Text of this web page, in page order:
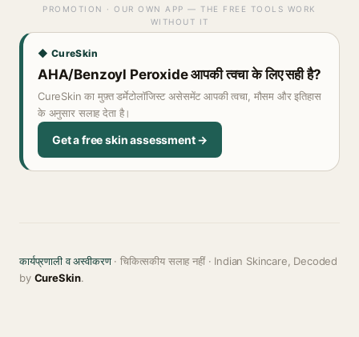
PROMOTION · OUR OWN APP — THE FREE TOOLS WORK
WITHOUT IT
◆ CureSkin
AHA/Benzoyl Peroxide आपकी त्वचा के लिए सही है?
CureSkin का मुफ़्त डर्मेटोलॉजिस्ट असेसमेंट आपकी त्वचा, मौसम और इतिहास
के अनुसार सलाह देता है।
Get a free skin assessment →
कार्यप्रणाली व अस्वीकरण· चिकित्सकीय सलाह नहीं · Indian Skincare, Decoded
by CureSkin.